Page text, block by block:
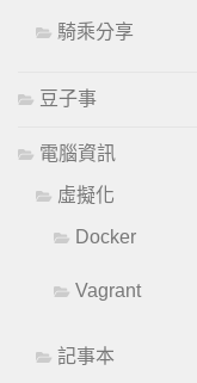
騎乘分享
豆子事
電腦資訊
虛擬化
Docker
Vagrant
記事本